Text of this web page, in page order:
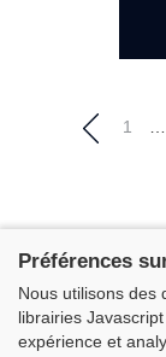
1
Préférences
Nous utilisons des
librairies
expérience et